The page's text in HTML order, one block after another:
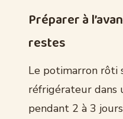
Préparer à
restes
Le potimarron rôti
réfrigérateur dans
pendant 2 à 3